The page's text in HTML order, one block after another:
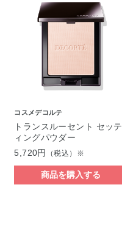
コスメデコルテ
トランスルーセント セッテ
ィングパウダー
5,720円
（税込）※
商品を購入する